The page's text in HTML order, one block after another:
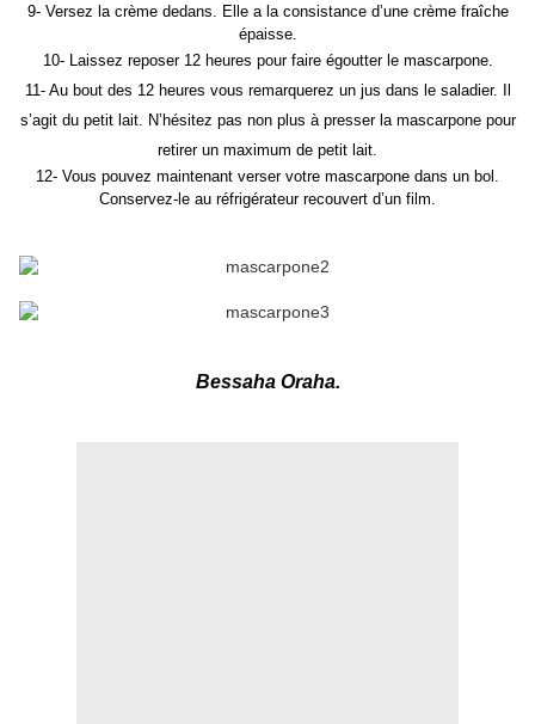
9- Versez la crème dedans. Elle a la consistance d’une crème fraîche
épaisse.
10- Laissez reposer 12 heures pour faire égoutter le mascarpone.
11- Au bout des 12 heures vous remarquerez un jus dans le saladier. Il
s’agit du petit lait. N’hésitez pas non plus à presser la mascarpone pour
retirer un maximum de petit lait.
12- Vous pouvez maintenant verser votre mascarpone dans un bol.
Conservez-le au réfrigérateur recouvert d’un film.
Bessaha Oraha.